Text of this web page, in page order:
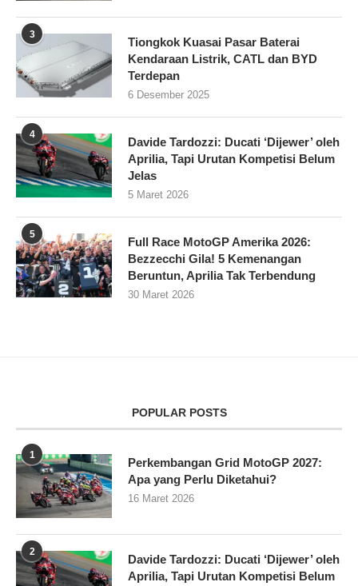
3
Tiongkok Kuasai Pasar Baterai
Kendaraan Listrik, CATL dan BYD
Terdepan
6 Desember 2025
4
Davide Tardozzi: Ducati ‘Dijewer’ oleh
Aprilia, Tapi Urutan Kompetisi Belum
Jelas
5 Maret 2026
5
Full Race MotoGP Amerika 2026:
Bezzecchi Gila! 5 Kemenangan
Beruntun, Aprilia Tak Terbendung
30 Maret 2026
POPULAR POSTS
1
Perkembangan Grid MotoGP 2027:
Apa yang Perlu Diketahui?
16 Maret 2026
2
Davide Tardozzi: Ducati ‘Dijewer’ oleh
Aprilia, Tapi Urutan Kompetisi Belum